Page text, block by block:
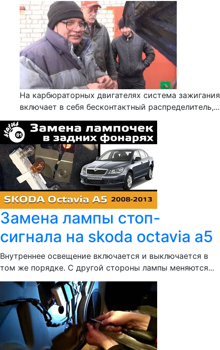
На карбюраторных двигателях система зажигания
включает в себя бесконтактный распределитель,...
Замена лампы стоп-
сигнала на skoda octavia a5
Внутреннее освещение включается и выключается в
том же порядке. С другой стороны лампы меняются...